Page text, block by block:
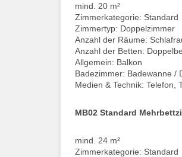
mind. 20 m²
Zimmerkategorie: Standard
Zimmertyp: Doppelzimmer
Anzahl der Räume:
Anzahl der Betten:
Allgemein: Balkon
Badezimmer: Badewanne /
Medien & Technik: Telefon,
MB02 Standard
mind. 24 m²
Zimmerkategorie: Standard